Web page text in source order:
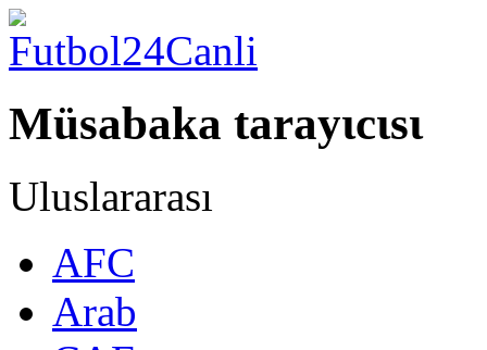
Müsabaka tarayιcιsι
Uluslararası
AFC
Arab